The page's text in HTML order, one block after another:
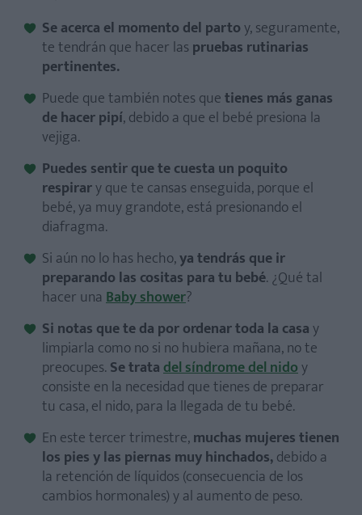
Se acerca el momento del partoy, seguramente,
te tendrán que hacer las pruebas rutinarias
pertinentes.
Puede que también notes quetienes más ganas
de hacer pipí, debido a que el bebé presiona la
vejiga.
Puedes sentir que te cuesta un poquito
respirary que te cansas enseguida, porque el
bebé, ya muy grandote, está presionando el
diafragma.
Si aún no lo has hecho,ya tendrás que ir
preparando las cositas para tu bebé. ¿Qué tal
hacer una Baby shower?
Si notas que te da por ordenar toda la casay
limpiarla como no si no hubiera mañana, no te
preocupes. Se tratadel síndrome del nidoy
consiste en la necesidad que tienes de preparar
tu casa, el nido, para la llegada de tu bebé.
En este tercer trimestre,muchas mujeres tienen
los pies y las piernas muy hinchados,debido a
la retención de líquidos (consecuencia de los
cambios hormonales) y al aumento de peso.